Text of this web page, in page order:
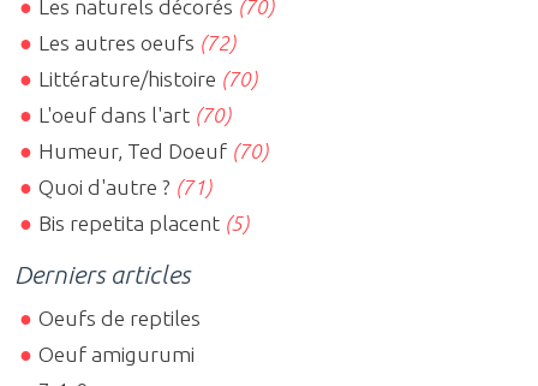
Les naturels décorés (70)
Les autres oeufs (72)
Littérature/histoire (70)
L'oeuf dans l'art (70)
Humeur, Ted Doeuf (70)
Quoi d'autre ? (71)
Bis repetita placent (5)
Derniers articles
Oeufs de reptiles
Oeuf amigurumi